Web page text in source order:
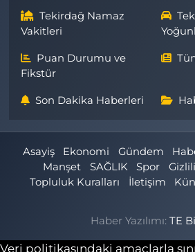
Tekirdağ Namaz
Vakitleri
Puan Durumu ve
Fikstür
Son Dakika Haberleri
Asayiş Ekonomi Gündem
Manşet
SAĞLIK Spor
Topluluk Kuralları
İletişim
Haber Yazılımı: TE
Veri politikasındaki amaçlarla